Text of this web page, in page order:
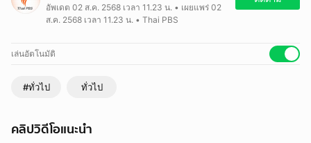
ทอดกรอบ และส้มตำหลากรส
อัพเดต 02 ส.ค. 2568 เวลา 11.23 น. • เผยแพร่ 02
ส.ค. 2568 เวลา 11.23 น. • Thai PBS
เล่นอัตโนมัติ
#ทั่วไป ทั่วไป
คลิปวิดีโอแนะนำ